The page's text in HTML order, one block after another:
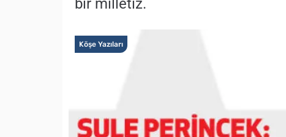
bir milletiz.
Köşe Yazıları